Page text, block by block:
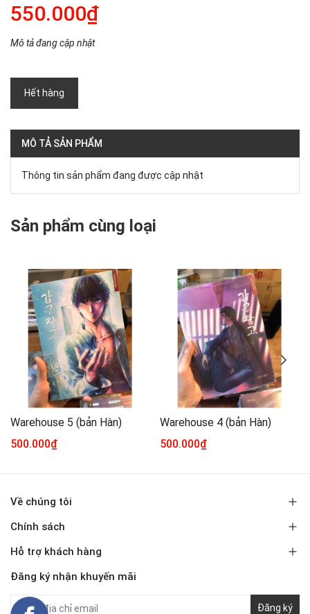
550.000₫
Mô tả đang cập nhật
Hết hàng
MÔ TẢ SẢN PHẨM
Thông tin sản phẩm đang được cập nhật
Sản phẩm cùng loại
Warehouse 5 (bản Hàn)
500.000₫
Warehouse 4 (bản Hàn)
500.000₫
Về chúng tôi
Chính sách
Hỗ trợ khách hàng
Đăng ký nhận khuyến mãi
Đăng ký